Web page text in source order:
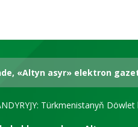
«Altyn asyr» elektron
Türkmenistanyň